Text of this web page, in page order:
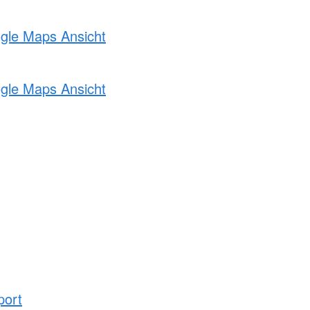
Maps Ansicht
Maps Ansicht